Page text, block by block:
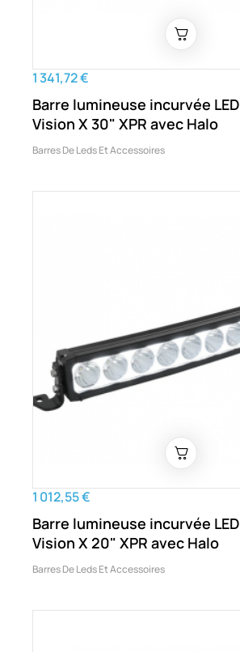
1 341,72 €
Barre lumineuse incurvée LED
Vision X 30" XPR avec Halo
Barres De Leds Et Accessoires
1 012,55 €
Barre lumineuse incurvée LED
Vision X 20" XPR avec Halo
Barres De Leds Et Accessoires